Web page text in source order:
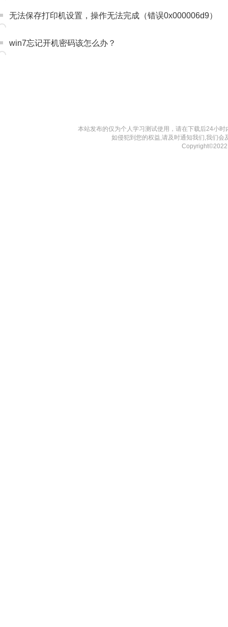
无法保存打印机设置，操作无法完成（错误0x000006d9）
win7忘记开机密码该怎么办？
本站发布的仅为个人学习测试使用，请在下载后24小
如侵犯到您的权益,请及时通知我们,我们
Copyright©2022